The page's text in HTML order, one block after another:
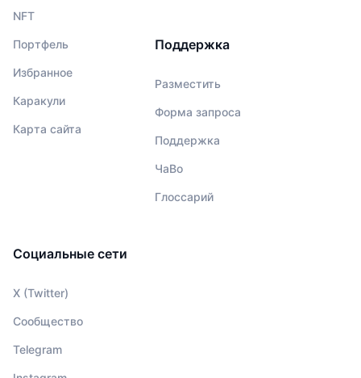
NFT
Портфель
Избранное
Каракули
Карта сайта
Поддержка
Разместить
Форма запроса
Поддержка
ЧаВо
Глоссарий
Социальные сети
X (Twitter)
Сообщество
Telegram